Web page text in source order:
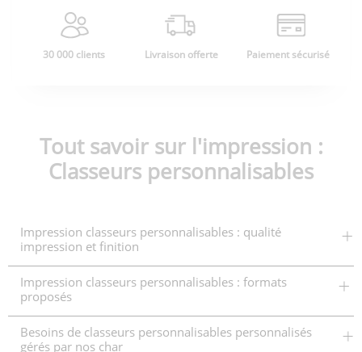
30 000 clients Livraison offerte Paiement sécurisé
Tout savoir sur l'impression :
Classeurs personnalisables
Impression classeurs personnalisables : qualité
impression et finition
Impression classeurs personnalisables : formats
proposés
Besoins de classeurs personnalisables personnalisés
gérés par nos char